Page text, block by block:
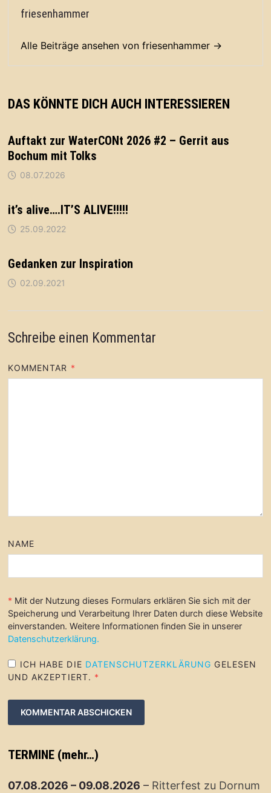
friesenhammer
Alle Beiträge ansehen von friesenhammer →
DAS KÖNNTE DICH AUCH INTERESSIEREN
Auftakt zur WaterCONt 2026 #2 – Gerrit aus
Bochum mit Tolks
08.07.2026
it’s alive….IT’S ALIVE!!!!!
25.09.2022
Gedanken zur Inspiration
02.09.2021
Schreibe einen Kommentar
KOMMENTAR *
NAME
* Mit der Nutzung dieses Formulars erklären Sie sich mit der
Speicherung und Verarbeitung Ihrer Daten durch diese Website
einverstanden. Weitere Informationen finden Sie in unserer
Datenschutzerklärung.
ICH HABE DIE DATENSCHUTZERKLÄRUNG GELESEN
UND AKZEPTIERT. *
TERMINE (mehr…)
07.08.2026 – 09.08.2026 – Ritterfest zu Dornum